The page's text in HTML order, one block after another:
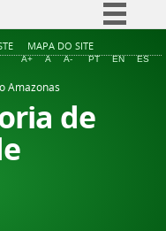
Simplifique!
à informação
MAPA DO SITE
A+ A A- PT EN ES
Amazonas
de